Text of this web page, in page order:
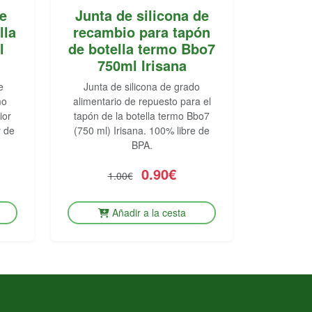
de
Junta de silicona de
recambio para tapón
de botella termo Bbo7
750ml Irisana
Junta de silicona de grado
alimentario de repuesto para el
tapón de la botella termo Bbo7
(750 ml) Irisana. 100% libre de
BPA.
1.00€ 0.90€
Añadir a la cesta